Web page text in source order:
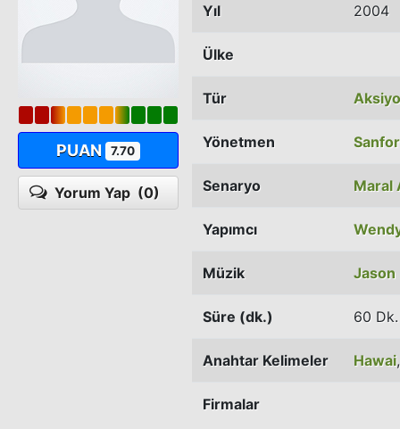
PUAN 7.70
Yorum Yap (0)
Yıl 2004
Ülke
Tür
Yönetmen
Senaryo Maral
Yapımcı
Müzik Jason
Süre (dk.) 60 Dk.
Anahtar Kelimeler Hawai
Firmalar